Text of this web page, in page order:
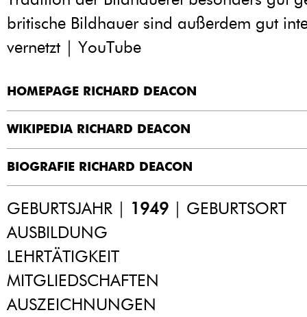
britische Bildhauer sind außerdem gut
vernetzt | YouTube
HOMEPAGE RICHARD DEACON
WIKIPEDIA RICHARD DEACON
BIOGRAFIE RICHARD DEACON
GEBURTSJAHR | 1949 | GEBURTSORT
AUSBILDUNG
LEHRTÄTIGKEIT
MITGLIEDSCHAFTEN
AUSZEICHNUNGEN